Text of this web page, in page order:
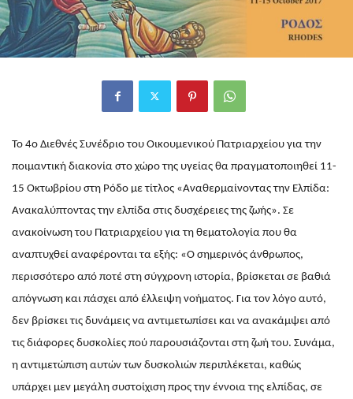
Το 4ο Διεθνές Συνέδριο του Οικουμενικού Πατριαρχείου για την
ποιμαντική διακονία στο χώρο της υγείας θα πραγματοποιηθεί 11-
15 Οκτωβρίου στη Ρόδο με τίτλος «Αναθερμαίνοντας την Ελπίδα:
Ανακαλύπτοντας την ελπίδα στις δυσχέρειες της ζωής». Σε
ανακοίνωση του Πατριαρχείου για τη θεματολογία που θα
αναπτυχθεί αναφέρονται τα εξής: «Ο σημερινός άνθρωπος,
περισσότερο από ποτέ στη σύγχρονη ιστορία, βρίσκεται σε βαθιά
απόγνωση και πάσχει από έλλειψη νοήματος. Για τον λόγο αυτό,
δεν βρίσκει τις δυνάμεις να αντιμετωπίσει και να ανακάμψει από
τις διάφορες δυσκολίες πού παρουσιάζονται στη ζωή του. Συνάμα,
η αντιμετώπιση αυτών των δυσκολιών περιπλέκεται, καθώς
υπάρχει μεν μεγάλη συστοίχιση προς την έννοια της ελπίδας, σε